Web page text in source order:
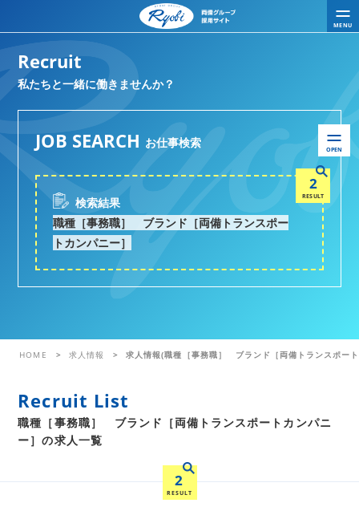
Recruit
私たちと一緒に働きませんか？
JOB SEARCH お仕事検索 OPEN
検索結果
職種［事務職］ ブランド［両備トランスポー
トカンパニー］
2
RESULT
MENU
HOME 求人情報 求人情報(職種［事務職］ ブランド［両備トランスポー
Recruit List
職種［事務職］ ブランド［両備トランスポートカンパニ
ー］の求人一覧
2
RESULT